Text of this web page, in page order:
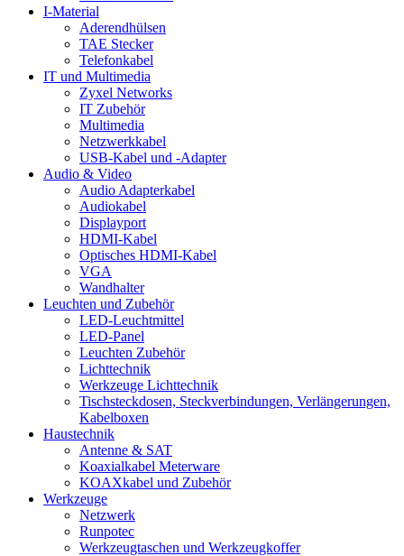
I-Material
Aderendhülsen
TAE Stecker
Telefonkabel
IT und Multimedia
Zyxel Networks
IT Zubehör
Multimedia
Netzwerkkabel
USB-Kabel und -Adapter
Audio & Video
Audio Adapterkabel
Audiokabel
Displayport
HDMI-Kabel
Optisches HDMI-Kabel
VGA
Wandhalter
Leuchten und Zubehör
LED-Leuchtmittel
LED-Panel
Leuchten Zubehör
Lichttechnik
Werkzeuge Lichttechnik
Tischsteckdosen, Steckverbindungen, Verlängerungen,
Kabelboxen
Haustechnik
Antenne & SAT
Koaxialkabel Meterware
KOAXkabel und Zubehör
Werkzeuge
Netzwerk
Runpotec
Werkzeugtaschen und Werkzeugkoffer